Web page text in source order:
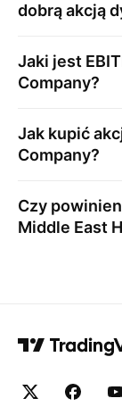
dobrą akcją
Jaki jest
Company?
Jak kupić
Company?
Czy
Middle East